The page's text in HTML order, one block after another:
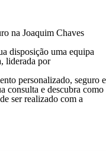
na Joaquim Chaves
disposição uma equipa
liderada por
personalizado, seguro e
consulta e descubra como
ser realizado com a